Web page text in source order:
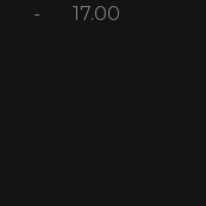
- 17.00